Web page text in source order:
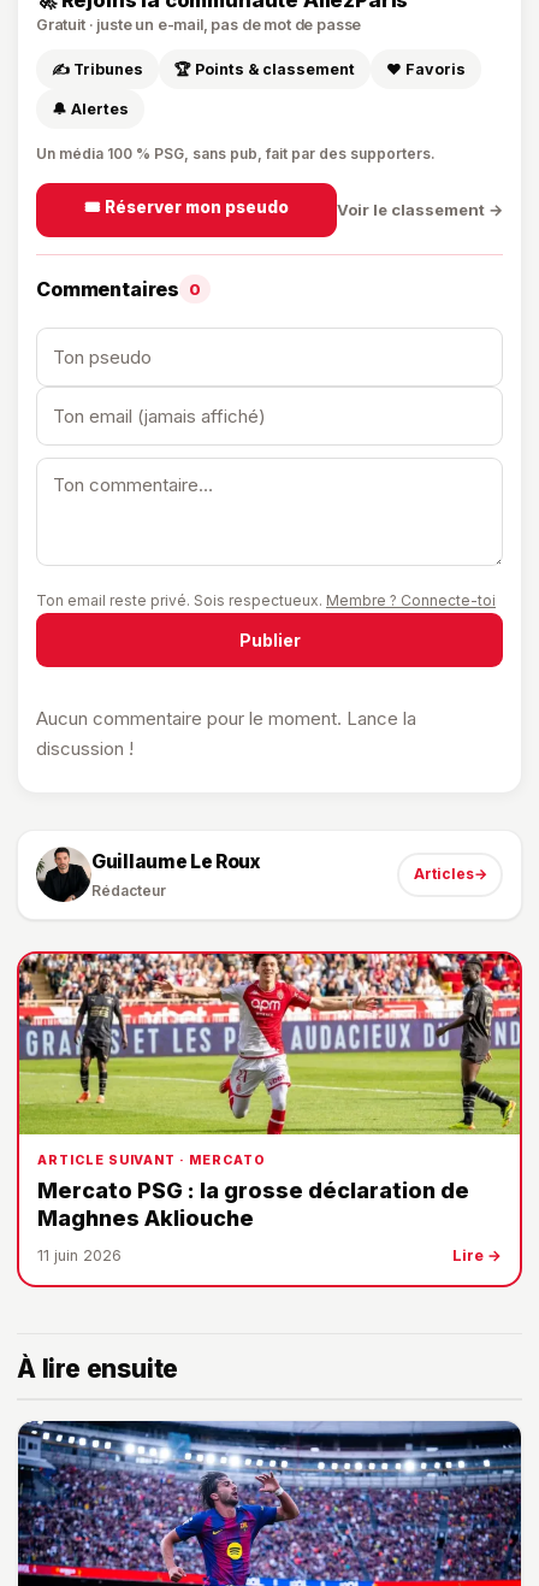
Gratuit · juste un e-mail, pas de mot de passe
✍️ Tribunes 🏆 Points & classement ❤️ Favoris
🔔 Alertes
Un média 100 % PSG, sans pub, fait par des supporters.
🎟️ Réserver mon pseudo Voir le classement →
Commentaires 0
Ton email reste privé. Sois respectueux. Membre ? Connecte-toi
Publier
Aucun commentaire pour le moment. Lance la
discussion !
Guillaume Le Roux
Rédacteur
Articles→
ARTICLE SUIVANT · MERCATO
Mercato PSG : la grosse déclaration de
Maghnes Akliouche
11 juin 2026 Lire →
À lire ensuite